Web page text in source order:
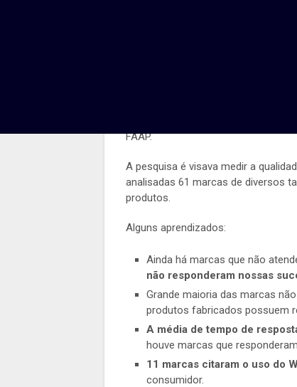
FAAP.
A pesquisa é visava medir a
analisadas 61 marcas de diversos
produtos.
Alguns aprendizados:
Ainda há marcas que não
não responderam nossas
Grande maioria das marcas
produtos fabricados possuem
A média de tempo de
houve marcas que
11 marcas citaram o uso do
consumidor.